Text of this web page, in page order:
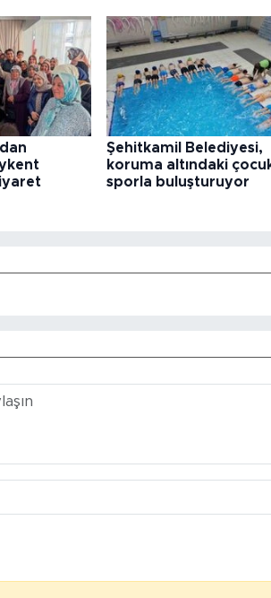
Şehitkamil Belediyesi,
koruma altındaki
sporla buluşturuyor